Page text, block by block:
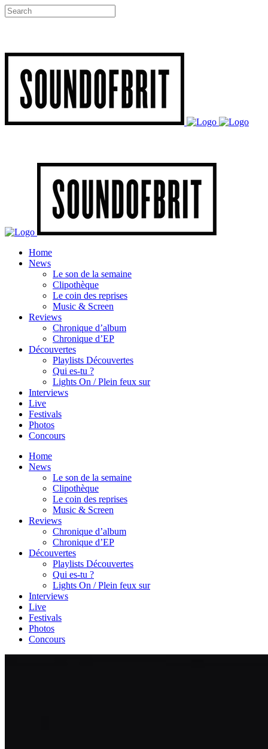
Home
News
Le son de la semaine
Clipothèque
Le coin des reprises
Music & Screen
Reviews
Chronique d’album
Chronique d’EP
Découvertes
Playlists Découvertes
Qui es-tu ?
Lights On / Plein feux sur
Interviews
Live
Festivals
Photos
Concours
Home
News
Le son de la semaine
Clipothèque
Le coin des reprises
Music & Screen
Reviews
Chronique d’album
Chronique d’EP
Découvertes
Playlists Découvertes
Qui es-tu ?
Lights On / Plein feux sur
Interviews
Live
Festivals
Photos
Concours